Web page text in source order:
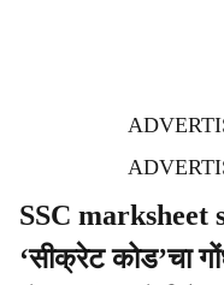
SSC marksheet
‘सीक्रेट कोड’चा